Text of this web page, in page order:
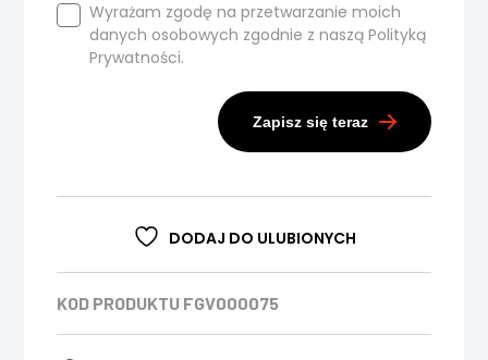
Wyrażam zgodę na przetwarzanie moich
danych osobowych zgodnie z nasząPolityką
Prywatności.
Zapisz się teraz
DODAJ DO ULUBIONYCH
KOD PRODUKTU FGV000075